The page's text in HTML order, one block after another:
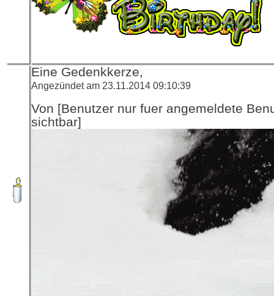
Eine Gedenkkerze,
Angezündet am 23.11.2014 09:10:39
Von [Benutzer nur fuer angemeldete
sichtbar]